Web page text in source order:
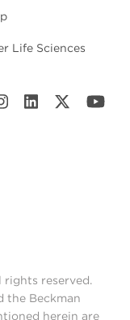
Life Sciences
reserved.
the Beckman
herein are